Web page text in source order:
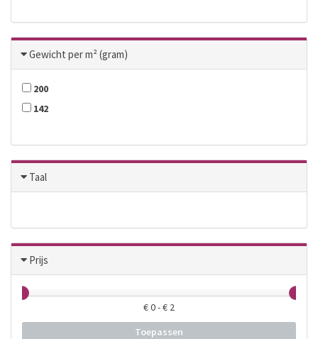
Gewicht per m² (gram)
200
142
Taal
Prijs
€0- € 2
Toepassen